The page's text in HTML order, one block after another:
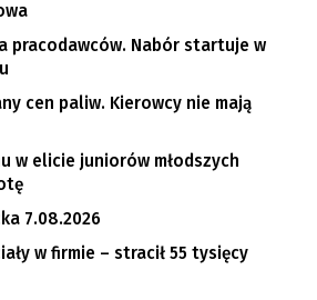
pracodawców. Nabór startuje w
cen paliw. Kierowcy nie mają
w elicie juniorów młodszych
7.08.2026
w firmie – stracił 55 tysięcy